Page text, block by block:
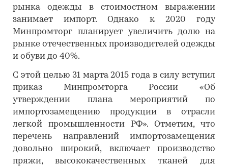
рынка одежды в стоимостном выражении
занимает импорт. Однако к 2020 году
Минпромторг планирует увеличить долю на
рынке отечественных производителей одежды
и обуви до 40%.
С этой целью 31 марта 2015 года в силу вступил
приказ Минпромторга России «Об
утверждении плана мероприятий по
импортозамещению продукции в отрасли
легкой промышленности РФ». Отметим, что
перечень направлений импортозамещения
довольно широкий, включает производство
пряжи, высококачественных тканей для